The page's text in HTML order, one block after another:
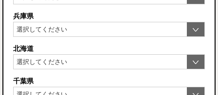
兵庫県
北海道
千葉県